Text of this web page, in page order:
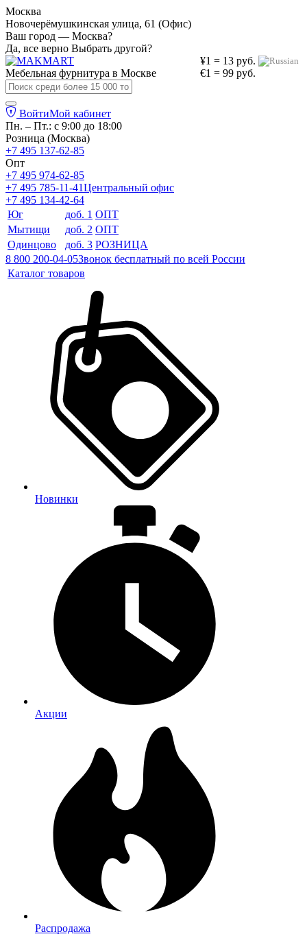
Москва
Новочерёмушкинская улица, 61 (Офис)
Ваш город — Москва?
Да, все верно Выбрать другой?
¥1 = 13 руб.
€1 = 99 руб.
Мебельная фурнитура в Москве
ВойтиМой кабинет
Пн. – Пт.: с 9:00 до 18:00
Розница (Москва)
+7 495 137-62-85
Опт
+7 495 974-62-85
+7 495 785-11-41Центральный офис
+7 495 134-42-64
Юг
доб. 1 ОПТ
Мытищи
доб. 2 ОПТ
Одинцово
доб. 3 РОЗНИЦА
8 800 200-04-05Звонок бесплатный по всей России
Каталог товаров
Новинки
Акции
Распродажа